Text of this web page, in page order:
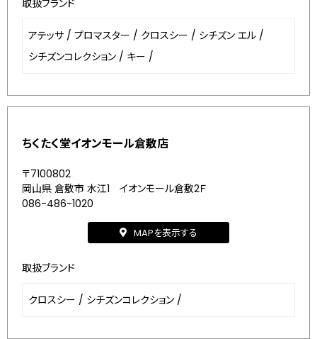
取扱ブランド
アテッサ / プロマスター / クロスシー / シチズン エル /
シチズンコレクション / キー /
ちくたく堂イオンモール倉敷店
〒7100802
岡山県 倉敷市 水江1 イオンモール倉敷2Ｆ
086-486-1020
MAPを表示する
取扱ブランド
クロスシー / シチズンコレクション /